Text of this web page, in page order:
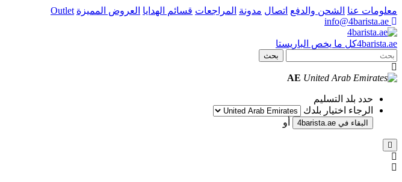
معلومات عنا الشحن والدفع اتصال مدونة المراجعات قسائم الهدايا العروض المميزة Outlet
4barista.ae كل ما يخص الباريستا
بحث
AE
حدد بلد التسليم
الرجاء اختيار بلدك
البقاء في 4barista.ae أو